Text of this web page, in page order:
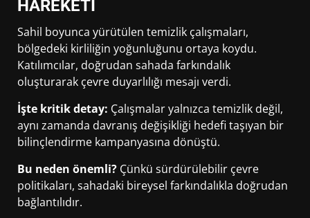
HAREKETİ
Sahil boyunca yürütülen temizlik çalışmaları,
bölgedeki kirliliğin yoğunluğunu ortaya koydu.
Katılımcılar, doğrudan sahada farkındalık
oluşturarak çevre duyarlılığı mesajı verdi.
İşte kritik detay: Çalışmalar yalnızca temizlik değil,
aynı zamanda davranış değişikliği hedefi taşıyan bir
bilinçlendirme kampanyasına dönüştü.
Bu neden önemli? Çünkü sürdürülebilir çevre
politikaları, sahadaki bireysel farkındalıkla doğrudan
bağlantılıdır.